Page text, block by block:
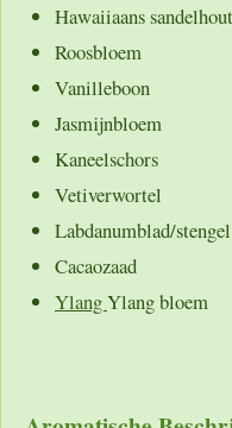
Hawaiiaans sandelhout
Roosbloem
Vanilleboon
Jasmijnbloem
Kaneelschors
Vetiverwortel
Labdanumblad/stengel
Cacaozaad
YlangYlang bloem